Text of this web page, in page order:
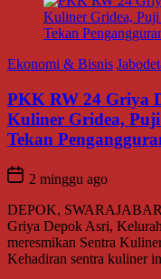
Ekonomi & Bisnis
PKK RW 24 Griya
Kuliner Gridea,
Tekan
2 minggu ago
DEPOK,
Griya Depok Asri,
meresmikan Sentra
Kehadiran sentra kuliner